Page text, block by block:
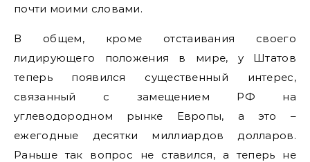
почти моими словами.
В общем, кроме отстаивания своего
лидирующего положения в мире, у Штатов
теперь появился существенный интерес,
связанный с замещением РФ на
углеводородном рынке Европы, а это –
ежегодные десятки миллиардов долларов.
Раньше так вопрос не ставился, а теперь не